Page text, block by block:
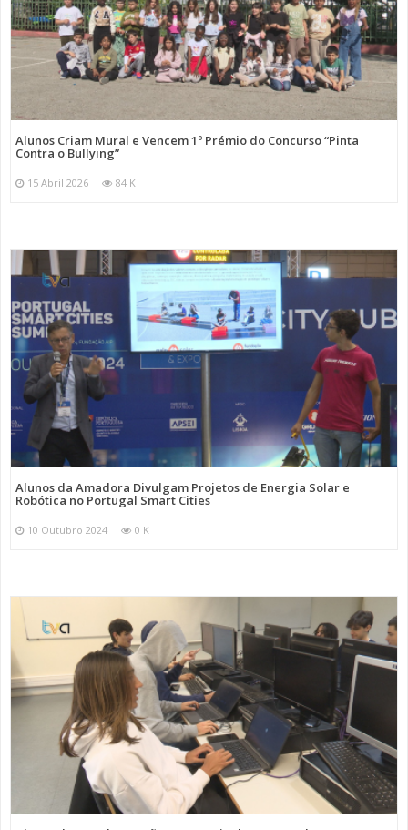
Alunos Criam Mural e Vencem 1º Prémio do Concurso “Pinta
Contra o Bullying”
15 Abril 2026 84 K
Alunos da Amadora Divulgam Projetos de Energia Solar e
Robótica no Portugal Smart Cities
10 Outubro 2024 0 K